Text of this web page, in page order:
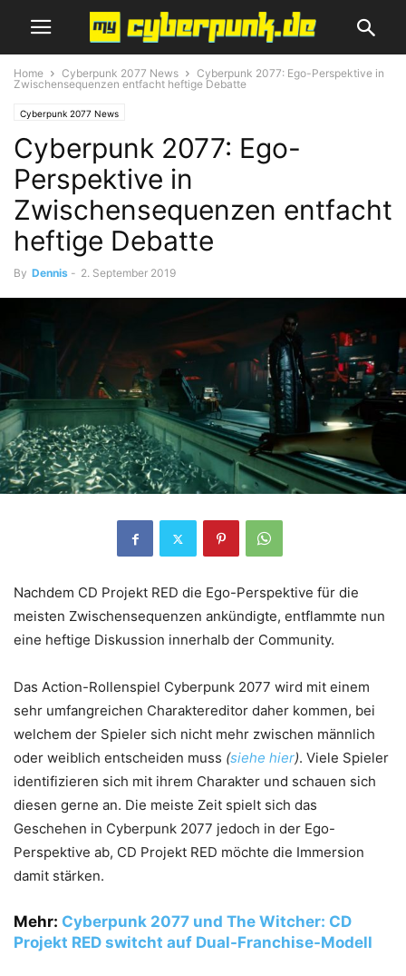
Home Cyberpunk 2077 News
Cyberpunk 2077: Ego-Perspektive in
Zwischensequenzen entfacht heftige Debatte
Cyberpunk 2077 News
Cyberpunk 2077: Ego-
Perspektive in
Zwischensequenzen entfacht
heftige Debatte
By Dennis - 2. September 2019
Nachdem CD Projekt RED die Ego-Perspektive für die
meisten Zwischensequenzen ankündigte, entflammte nun
eine heftige Diskussion innerhalb der Community.
Das Action-Rollenspiel Cyberpunk 2077 wird mit einem
sehr umfangreichen Charaktereditor daher kommen, bei
welchem der Spieler sich nicht mehr zwischen männlich
oder weiblich entscheiden muss (siehe hier). Viele Spieler
identifizieren sich mit ihrem Charakter und schauen sich
diesen gerne an. Die meiste Zeit spielt sich das
Geschehen in Cyberpunk 2077 jedoch in der Ego-
Perspektive ab, CD Projekt RED möchte die Immersion
damit stärken.
Mehr: Cyberpunk 2077 und The Witcher: CD
Projekt RED switcht auf Dual-Franchise-Modell